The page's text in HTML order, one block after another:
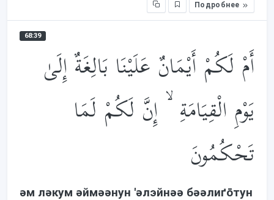
Подробнее
68:39
أَمْ لَكُمْ أَيْمَانٌ عَلَيْنَا بَالِغَةٌ إِلَىٰ
يَوْمِ الْقِيَامَةِ ۙ إِنَّ لَكُمْ لَمَا
تَحْكُمُونَ
əм лəкум əймəəнун 'əлэйнəə бəəлиґōтун